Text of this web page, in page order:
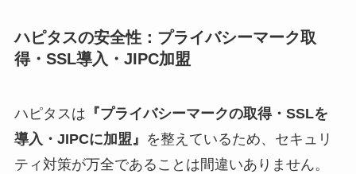
ハピタスの安全性：プライバシーマーク取
得・SSL導入・JIPC加盟
ハピタスは 『プライバシーマークの取得・SSLを
導入・JIPCに加盟』 を整えているため、セキュリ
ティ対策が万全であることは間違いありません。